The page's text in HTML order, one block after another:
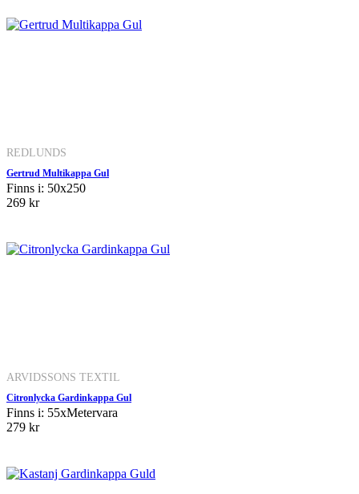
REDLUNDS
Gertrud Multikappa Gul
Finns i: 50x250
269 kr
ARVIDSSONS TEXTIL
Citronlycka Gardinkappa Gul
Finns i: 55xMetervara
279 kr